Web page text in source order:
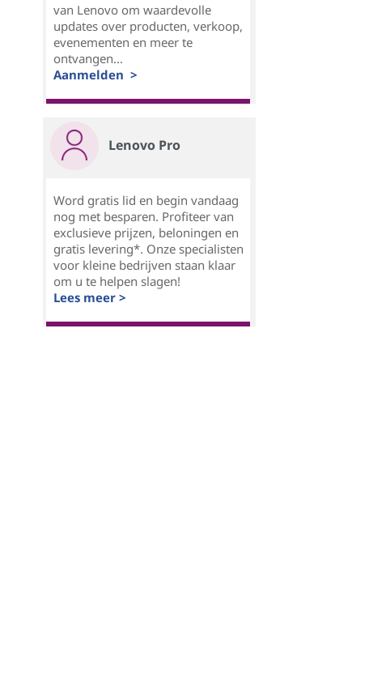
van Lenovo om waardevolle
updates over producten, verkoop,
evenementen en meer te
ontvangen...
Aanmelden >
Lenovo Pro
Word gratis lid en begin vandaag
nog met besparen. Profiteer van
exclusieve prijzen, beloningen en
gratis levering*. Onze specialisten
voor kleine bedrijven staan klaar
om u te helpen slagen!
Lees meer >